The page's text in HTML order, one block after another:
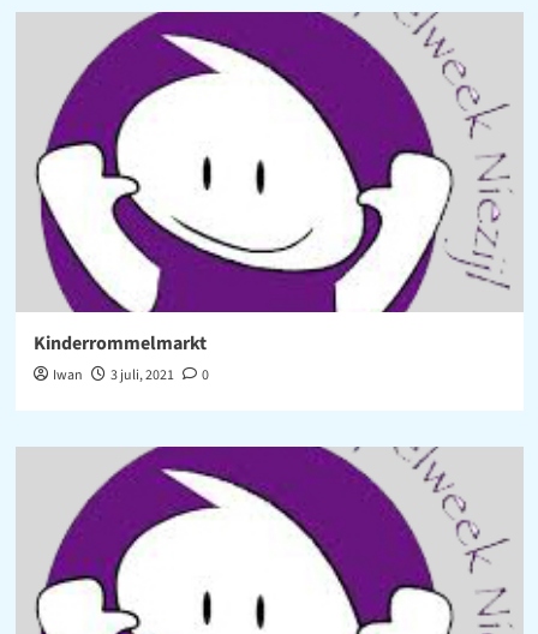
Programma
Spelweek
2021
Kinderrommelmarkt
Iwan 3 juli, 2021 0